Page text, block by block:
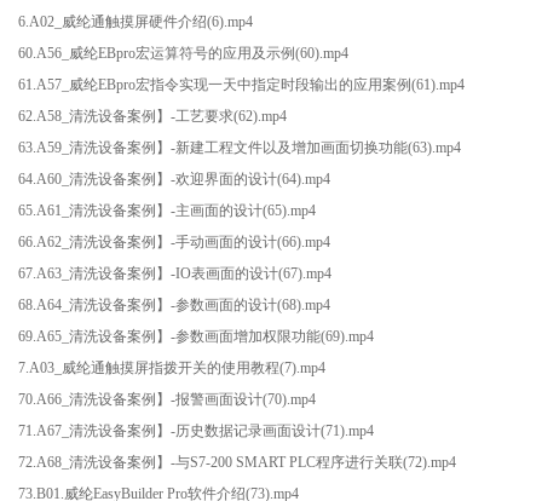
6.A02_威纶通触摸屏硬件介绍(6).mp4
60.A56_威纶EBpro宏运算符号的应用及示例(60).mp4
61.A57_威纶EBpro宏指令实现一天中指定时段输出的应用案例(61).mp4
62.A58_清洗设备案例】-工艺要求(62).mp4
63.A59_清洗设备案例】-新建工程文件以及增加画面切换功能(63).mp4
64.A60_清洗设备案例】-欢迎界面的设计(64).mp4
65.A61_清洗设备案例】-主画面的设计(65).mp4
66.A62_清洗设备案例】-手动画面的设计(66).mp4
67.A63_清洗设备案例】-IO表画面的设计(67).mp4
68.A64_清洗设备案例】-参数画面的设计(68).mp4
69.A65_清洗设备案例】-参数画面增加权限功能(69).mp4
7.A03_威纶通触摸屏指拨开关的使用教程(7).mp4
70.A66_清洗设备案例】-报警画面设计(70).mp4
71.A67_清洗设备案例】-历史数据记录画面设计(71).mp4
72.A68_清洗设备案例】-与S7-200 SMART PLC程序进行关联(72).mp4
73.B01.威纶EasyBuilder Pro软件介绍(73).mp4